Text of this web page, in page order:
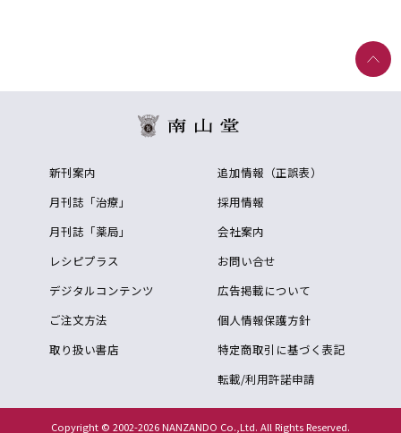
新刊案内
月刊誌「治療」
月刊誌「薬局」
レシピプラス
デジタルコンテンツ
ご注文方法
取り扱い書店
追加情報（正誤表）
採用情報
会社案内
お問い合せ
広告掲載について
個人情報保護方針
特定商取引に基づく表記
転載/利用許諾申請
Copyright © 2002-2026 NANZANDO Co.,Ltd. All Rights Reserved.